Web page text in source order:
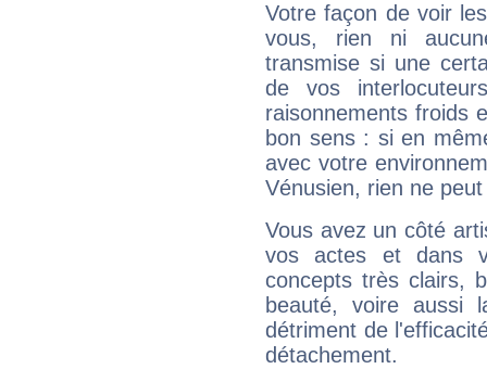
Votre façon de voir
vous, rien ni
transmise si une
de vos
raisonnements froids
bon sens : si en
avec votre
Vénusien, rien ne
Vous avez un côté
vos actes et dans
concepts très clairs,
beauté, voire aussi
détriment de
détachement.